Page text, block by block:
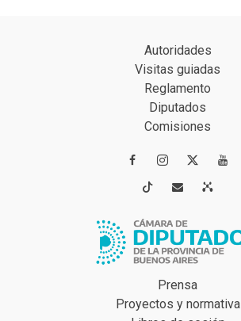
Autoridades
Visitas guiadas
Reglamento
Diputados
Comisiones
 
 
Prensa
Proyectos y normativa